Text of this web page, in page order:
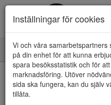
Toggle
navigation
HEM
Kunde inte hitta några artiklar...
Inställningar för cookies
Vi och våra
på din enhet för att kunna
spara besöksstatistik och för
marknadsföring. Utöver
sida ska fungera, kan du själv
tillåta.